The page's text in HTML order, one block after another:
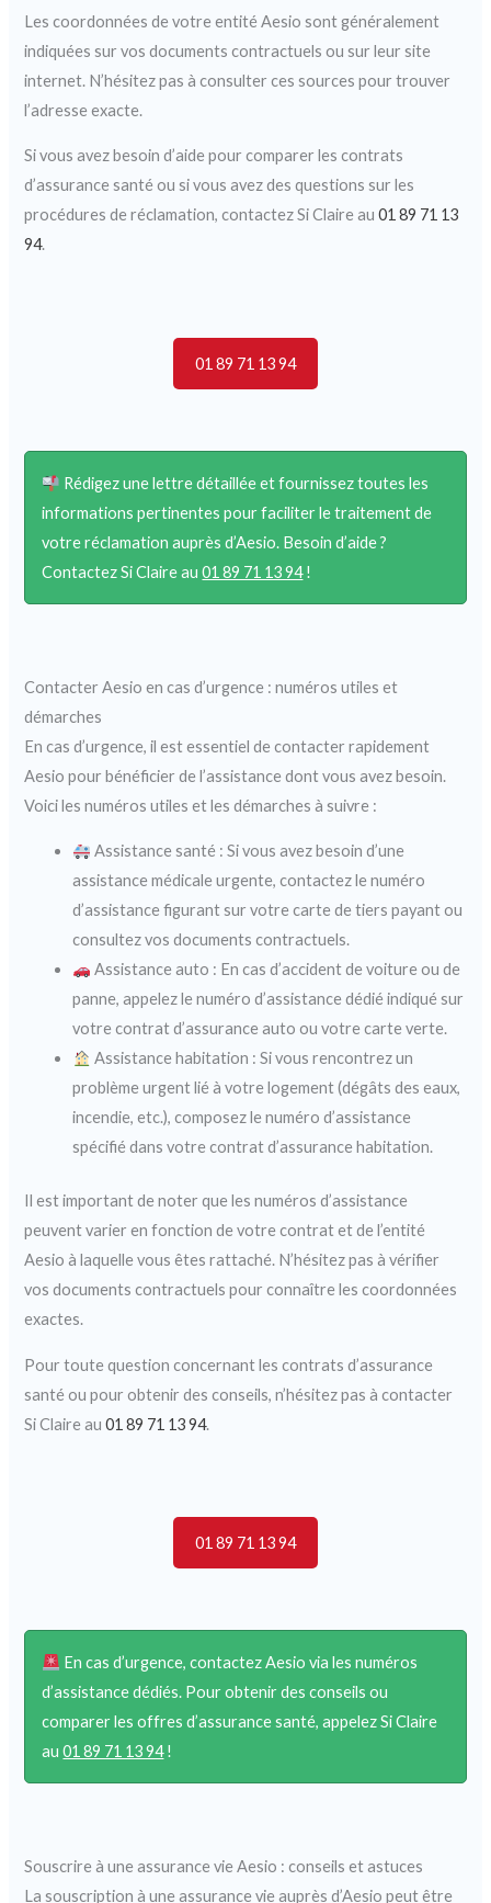
Les coordonnées de votre entité Aesio sont généralement
indiquées sur vos documents contractuels ou sur leur site
internet. N’hésitez pas à consulter ces sources pour trouver
l’adresse exacte.
Si vous avez besoin d’aide pour comparer les contrats
d’assurance santé ou si vous avez des questions sur les
procédures de réclamation, contactez Si Claire au01 89 71 13
94.
01 89 71 13 94
Rédigez une lettre détaillée et fournissez toutes les
informations pertinentes pour faciliter le traitement de
votre réclamation auprès d’Aesio. Besoin d’aide ?
Contactez Si Claire au01 89 71 13 94!
Contacter Aesio en cas d’urgence : numéros utiles et
démarches
En cas d’urgence, il est essentiel de contacter rapidement
Aesio pour bénéficier de l’assistance dont vous avez besoin.
Voici les numéros utiles et les démarches à suivre :
Assistance santé : Si vous avez besoin d’une
assistance médicale urgente, contactez le numéro
d’assistance figurant sur votre carte de tiers payant ou
consultez vos documents contractuels.
Assistance auto : En cas d’accident de voiture ou de
panne, appelez le numéro d’assistance dédié indiqué sur
votre contrat d’assurance auto ou votre carte verte.
Assistance habitation : Si vous rencontrez un
problème urgent lié à votre logement (dégâts des eaux,
incendie, etc.), composez le numéro d’assistance
spécifié dans votre contrat d’assurance habitation.
Il est important de noter que les numéros d’assistance
peuvent varier en fonction de votre contrat et de l’entité
Aesio à laquelle vous êtes rattaché. N’hésitez pas à vérifier
vos documents contractuels pour connaître les coordonnées
exactes.
Pour toute question concernant les contrats d’assurance
santé ou pour obtenir des conseils, n’hésitez pas à contacter
Si Claire au01 89 71 13 94.
01 89 71 13 94
En cas d’urgence, contactez Aesio via les numéros
d’assistance dédiés. Pour obtenir des conseils ou
comparer les offres d’assurance santé, appelez Si Claire
au01 89 71 13 94!
Souscrire à une assurance vie Aesio : conseils et astuces
La souscription à une assurance vie auprès d’Aesio peut être